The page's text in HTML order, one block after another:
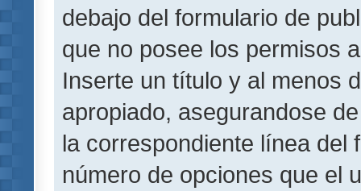
debajo del formulario de
que no posee los permisos
Inserte un título y al menos
apropiado, asegurandose
la correspondiente línea del
número de opciones que el